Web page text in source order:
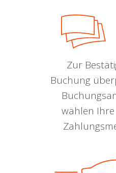
Zur
Buchung
wählen